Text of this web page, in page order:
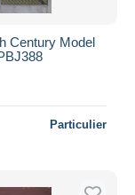
Century Model
Particulier